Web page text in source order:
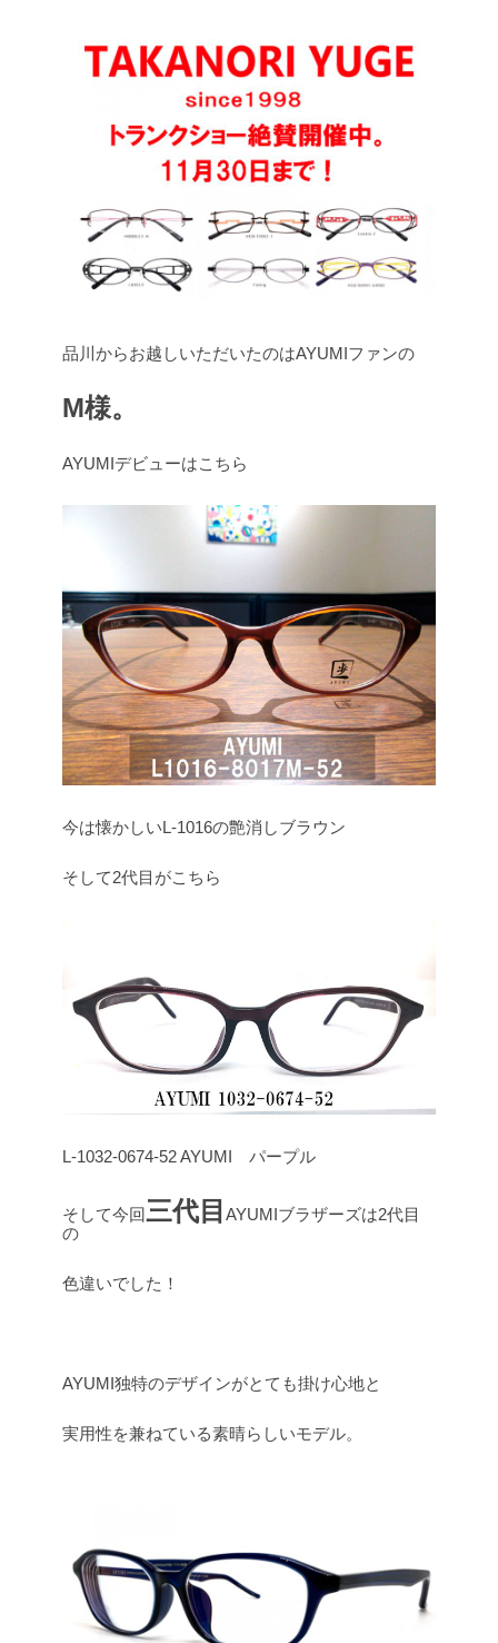
品川からお越しいただいたのはAYUMIファンの
M様。
AYUMIデビューはこちら
今は懐かしいL-1016の艶消しブラウン
そして2代目がこちら
L-1032-0674-52 AYUMI パープル
そして今回三代目 AYUMIブラザーズは2代目
の
色違いでした！
AYUMI独特のデザインがとても掛け心地と
実用性を兼ねている素晴らしいモデル。